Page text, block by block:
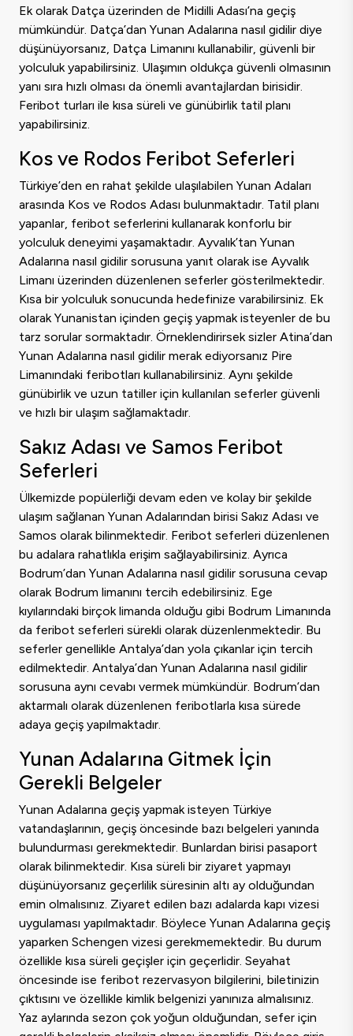
Ek olarak Datça üzerinden de Midilli Adası’na geçiş
mümkündür. Datça’dan Yunan Adalarına nasıl gidilir diye
düşünüyorsanız, Datça Limanını kullanabilir, güvenli bir
yolculuk yapabilirsiniz. Ulaşımın oldukça güvenli olmasının
yanı sıra hızlı olması da önemli avantajlardan birisidir.
Feribot turları ile kısa süreli ve günübirlik tatil planı
yapabilirsiniz.
Kos ve Rodos Feribot Seferleri
Türkiye’den en rahat şekilde ulaşılabilen Yunan Adaları
arasında Kos ve Rodos Adası bulunmaktadır. Tatil planı
yapanlar, feribot seferlerini kullanarak konforlu bir
yolculuk deneyimi yaşamaktadır. Ayvalık’tan Yunan
Adalarına nasıl gidilir sorusuna yanıt olarak ise Ayvalık
Limanı üzerinden düzenlenen seferler gösterilmektedir.
Kısa bir yolculuk sonucunda hedefinize varabilirsiniz. Ek
olarak Yunanistan içinden geçiş yapmak isteyenler de bu
tarz sorular sormaktadır. Örneklendirirsek sizler Atina’dan
Yunan Adalarına nasıl gidilir merak ediyorsanız Pire
Limanındaki feribotları kullanabilirsiniz. Aynı şekilde
günübirlik ve uzun tatiller için kullanılan seferler güvenli
ve hızlı bir ulaşım sağlamaktadır.
Sakız Adası ve Samos Feribot
Seferleri
Ülkemizde popülerliği devam eden ve kolay bir şekilde
ulaşım sağlanan Yunan Adalarından birisi Sakız Adası ve
Samos olarak bilinmektedir. Feribot seferleri düzenlenen
bu adalara rahatlıkla erişim sağlayabilirsiniz. Ayrıca
Bodrum’dan Yunan Adalarına nasıl gidilir sorusuna cevap
olarak Bodrum limanını tercih edebilirsiniz. Ege
kıyılarındaki birçok limanda olduğu gibi Bodrum Limanında
da feribot seferleri sürekli olarak düzenlenmektedir. Bu
seferler genellikle Antalya’dan yola çıkanlar için tercih
edilmektedir. Antalya’dan Yunan Adalarına nasıl gidilir
sorusuna aynı cevabı vermek mümkündür. Bodrum’dan
aktarmalı olarak düzenlenen feribotlarla kısa sürede
adaya geçiş yapılmaktadır.
Yunan Adalarına Gitmek İçin
Gerekli Belgeler
Yunan Adalarına geçiş yapmak isteyen Türkiye
vatandaşlarının, geçiş öncesinde bazı belgeleri yanında
bulundurması gerekmektedir. Bunlardan birisi pasaport
olarak bilinmektedir. Kısa süreli bir ziyaret yapmayı
düşünüyorsanız geçerlilik süresinin altı ay olduğundan
emin olmalısınız. Ziyaret edilen bazı adalarda kapı vizesi
uygulaması yapılmaktadır. Böylece Yunan Adalarına geçiş
yaparken Schengen vizesi gerekmemektedir. Bu durum
özellikle kısa süreli geçişler için geçerlidir. Seyahat
öncesinde ise feribot rezervasyon bilgilerini, biletinizin
çıktısını ve özellikle kimlik belgenizi yanınıza almalısınız.
Yaz aylarında sezon çok yoğun olduğundan, sefer için